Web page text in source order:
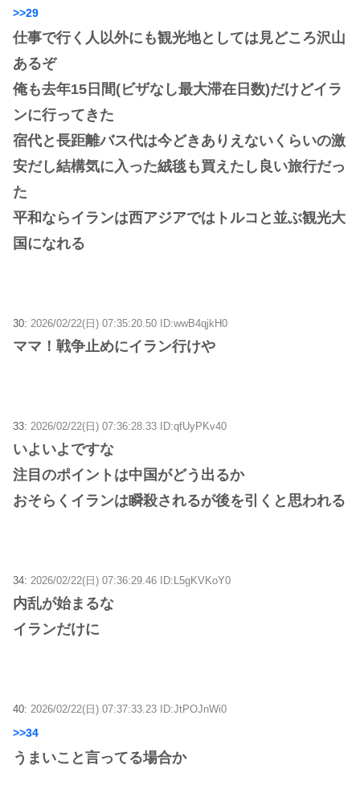
>>29
仕事で行く人以外にも観光地としては見どころ沢山
あるぞ
俺も去年15日間(ビザなし最大滞在日数)だけどイラ
ンに行ってきた
宿代と長距離バス代は今どきありえないくらいの激
安だし結構気に入った絨毯も買えたし良い旅行だっ
た
平和ならイランは西アジアではトルコと並ぶ観光大
国になれる
30: 2026/02/22(日) 07:35:20.50 ID:wwB4qjkH0
ママ！戦争止めにイラン行けや
33: 2026/02/22(日) 07:36:28.33 ID:qfUyPKv40
いよいよですな
注目のポイントは中国がどう出るか
おそらくイランは瞬殺されるが後を引くと思われる
34: 2026/02/22(日) 07:36:29.46 ID:L5gKVKoY0
内乱が始まるな
イランだけに
40: 2026/02/22(日) 07:37:33.23 ID:JtPOJnWi0
>>34
うまいこと言ってる場合か